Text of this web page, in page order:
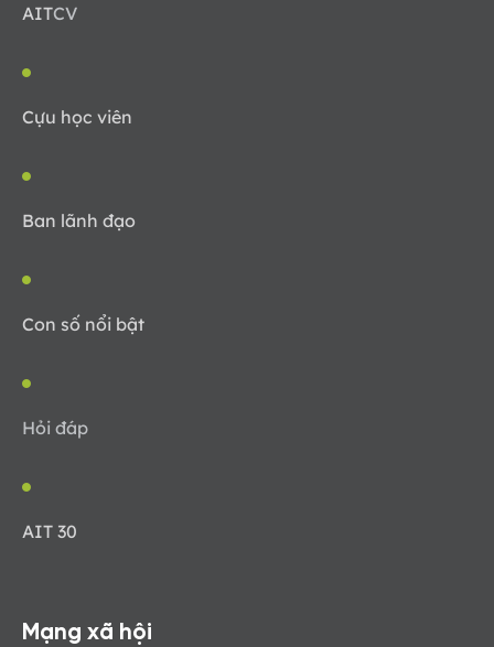
AITCV
Cựu học viên
Ban lãnh đạo
Con số nổi bật
Hỏi đáp
AIT 30
Mạng xã hội